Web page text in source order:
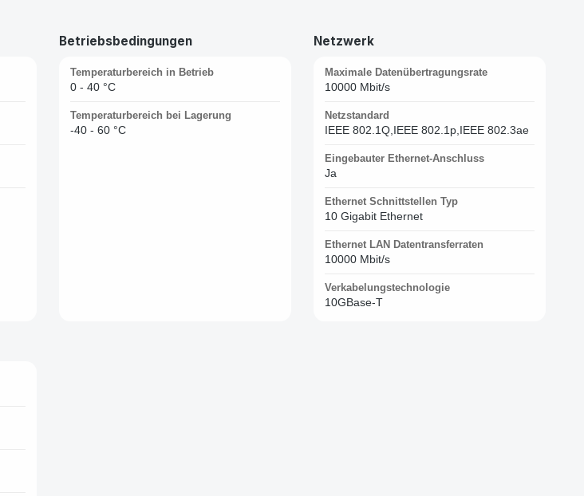
Betriebsbedingungen
Temperaturbereich in Betrieb
0 - 40 °C
Temperaturbereich bei Lagerung
-40 - 60 °C
Netzwerk
Maximale Datenübertragungsrate
10000 Mbit/s
Netzstandard
IEEE 802.1Q,IEEE 802.1p,IEEE 802.3ae
Eingebauter Ethernet-Anschluss
Ja
Ethernet Schnittstellen Typ
10 Gigabit Ethernet
Ethernet LAN Datentransferraten
10000 Mbit/s
Verkabelungstechnologie
10GBase-T